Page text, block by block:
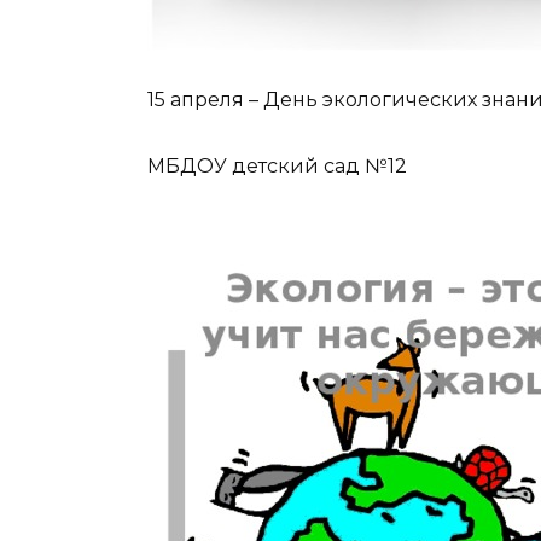
15 апреля – День экологических
МБДОУ детский сад №12